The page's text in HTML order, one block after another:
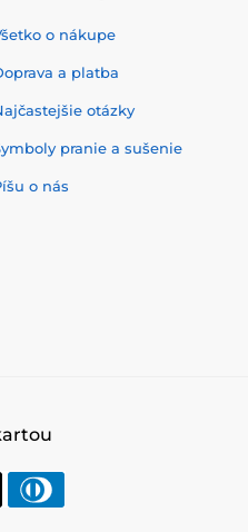
o nákupe
a platba
otázky
pranie a sušenie
o nás